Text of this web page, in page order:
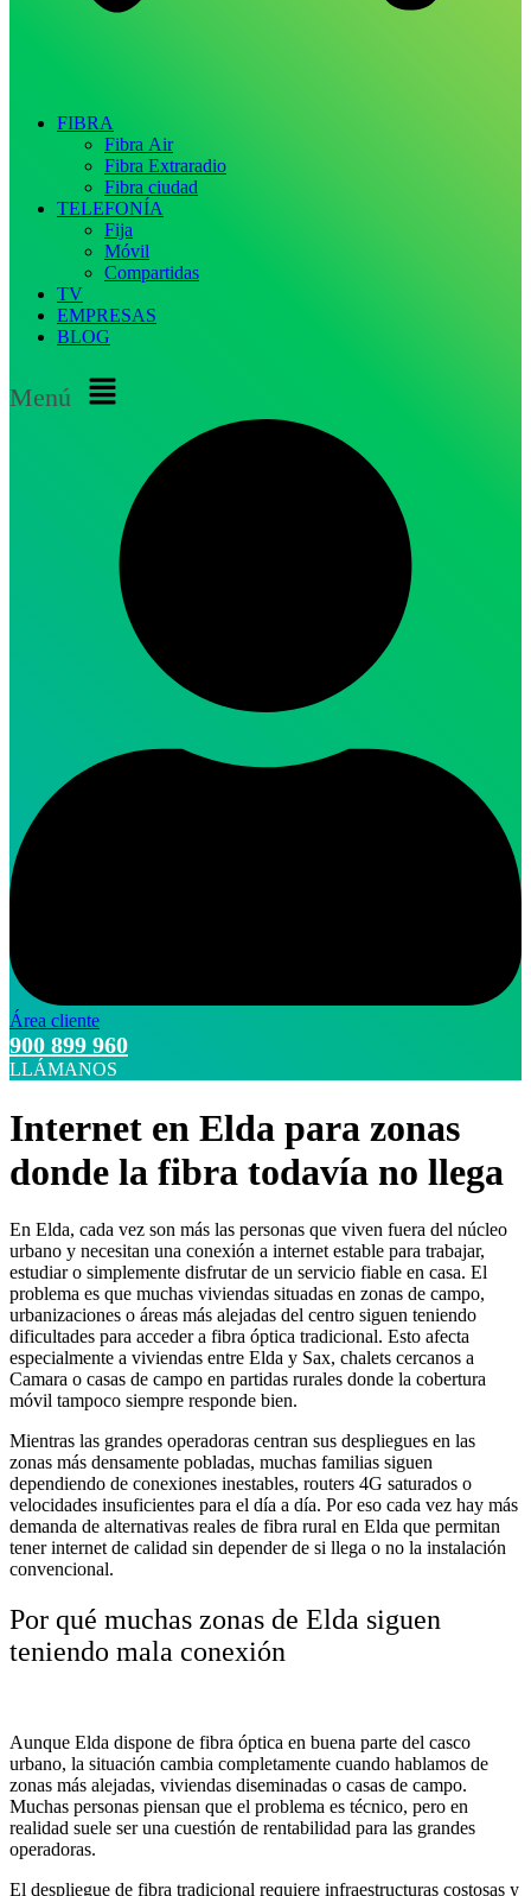
FIBRA
Fibra Air
Fibra Extraradio
Fibra ciudad
TELEFONÍA
Fija
Móvil
Compartidas
TV
EMPRESAS
BLOG
Menú
Área cliente
900 899 960
LLÁMANOS
Internet en Elda para zonas
donde la fibra todavía no llega
En Elda, cada vez son más las personas que viven fuera del núcleo
urbano y necesitan una conexión a internet estable para trabajar,
estudiar o simplemente disfrutar de un servicio fiable en casa. El
problema es que muchas viviendas situadas en zonas de campo,
urbanizaciones o áreas más alejadas del centro siguen teniendo
dificultades para acceder a fibra óptica tradicional. Esto afecta
especialmente a viviendas entre Elda y Sax, chalets cercanos a
Camara o casas de campo en partidas rurales donde la cobertura
móvil tampoco siempre responde bien.
Mientras las grandes operadoras centran sus despliegues en las
zonas más densamente pobladas, muchas familias siguen
dependiendo de conexiones inestables, routers 4G saturados o
velocidades insuficientes para el día a día. Por eso cada vez hay más
demanda de alternativas reales de fibra rural en Elda que permitan
tener internet de calidad sin depender de si llega o no la instalación
convencional.
Por qué muchas zonas de Elda siguen
teniendo mala conexión
Aunque Elda dispone de fibra óptica en buena parte del casco
urbano, la situación cambia completamente cuando hablamos de
zonas más alejadas, viviendas diseminadas o casas de campo.
Muchas personas piensan que el problema es técnico, pero en
realidad suele ser una cuestión de rentabilidad para las grandes
operadoras.
El despliegue de fibra tradicional requiere infraestructuras costosas y